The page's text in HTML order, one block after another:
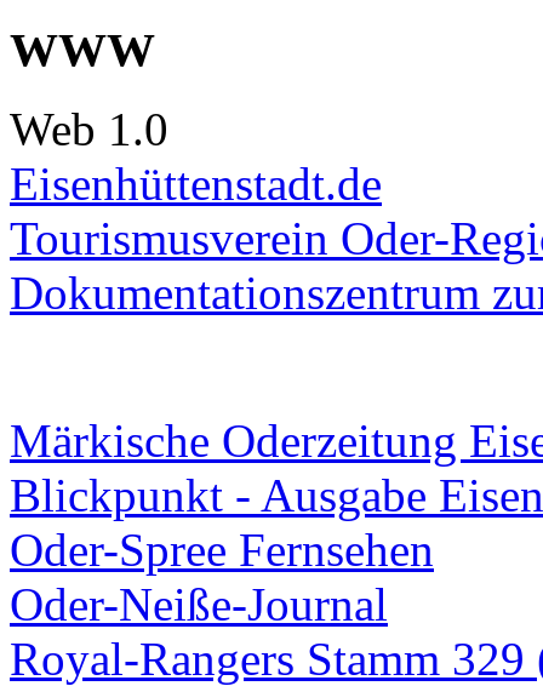
WWW
Web 1.0
Eisenhüttenstadt.de
Tourismusverein Oder-
Dokumentationszentrum
Märkische Oderzeitung
Blickpunkt - Ausgabe
Oder-Spree Fernsehen
Oder-Neiße-Journal
Royal-Rangers Stamm